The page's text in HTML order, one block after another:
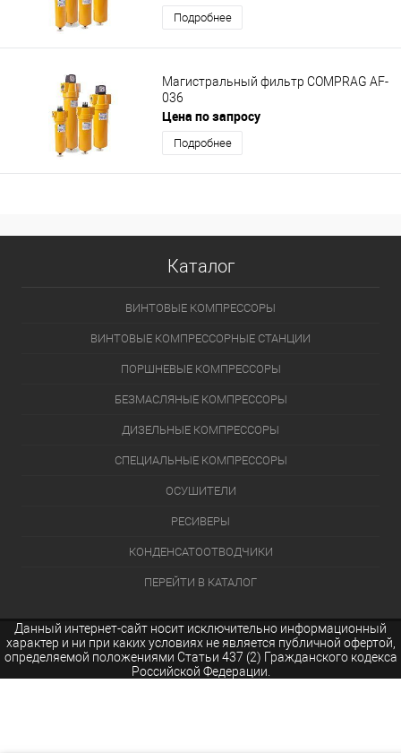
Подробнее
Магистральный фильтр COMPRAG AF-
036
Цена по запросу
Подробнее
Каталог
ВИНТОВЫЕ КОМПРЕССОРЫ
ВИНТОВЫЕ КОМПРЕССОРНЫЕ СТАНЦИИ
ПОРШНЕВЫЕ КОМПРЕССОРЫ
БЕЗМАСЛЯНЫЕ КОМПРЕССОРЫ
ДИЗЕЛЬНЫЕ КОМПРЕССОРЫ
СПЕЦИАЛЬНЫЕ КОМПРЕССОРЫ
ОСУШИТЕЛИ
РЕСИВЕРЫ
КОНДЕНСАТООТВОДЧИКИ
ПЕРЕЙТИ В КАТАЛОГ
Данный интернет-сайт носит исключительно информационный
характер и ни при каких условиях не является публичной офертой,
определяемой положениями Статьи 437 (2) Гражданского кодекса
Российской Федерации.